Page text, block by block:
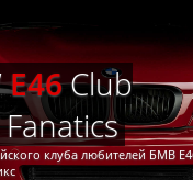
E46Club
Fanatics
клуба любителей БМВ